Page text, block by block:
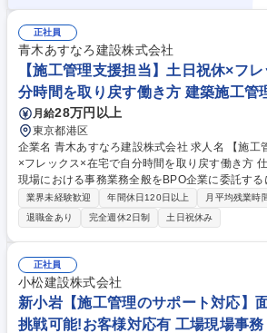
正社員
青木あすなろ建設株式会社
【施工管理支援担当】土日祝休×フ
分時間を取り戻す働き方 建築施工管
月給28万円以上
東京都港区
企業名 青木あすなろ建設株式会社 求人名 【施工管理支援担当】土日祝休
×フレックス×在宅で自分時間を取り戻す働き方 仕事の内容 【概要】施工
現場における事務業務全般をBPO企業に委託す
業とのパイプ役を担っていただきます。※週1～2
が、それ以外は自宅なども含めて基本内勤での業務とな
務】建設現場の写真・書類・図面作成などをBPO
～2日は現場に赴き、状況確認や資料整理を行い
社・シェアオフィスで担当現場の書類管理や指示
活用したデータ管理が中心で、将来的には海外
にも携わる可能性があります。 募集職種 【施工管理支援担当】土日祝休×
フレックス×在宅で自分時間を取り戻す働き方
業界未経験歓迎 年間休日120日以上
月平均残業時
退職金あり
完全週休2日制 土日祝休み
正社員
小松建設株式会社
新小岩【施工管理のサポート対応】
挑戦可能!お客様対応有 工場現場事務